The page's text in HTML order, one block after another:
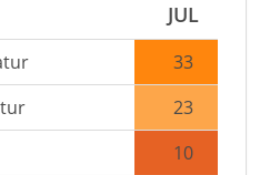
JUL
33
23
10